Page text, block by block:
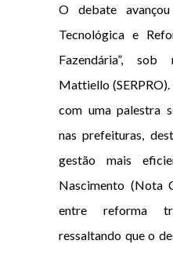
O debate
Tecnológica e
Fazendária”,
Mattiello
com uma palestra
nas prefeituras,
gestão mais
Nascimento (Nota
entre reforma
ressaltando que o